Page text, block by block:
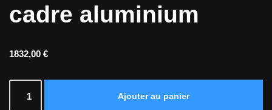
cadre aluminium
1832,00 €
Ajouter au panier